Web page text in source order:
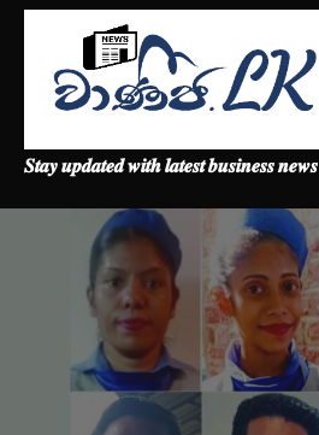
Skip
content
𝑺𝒕𝒂𝒚 𝒖𝒑𝒅𝒂𝒕𝒆𝒅 𝒘𝒊𝒕𝒉 𝒍𝒂𝒕𝒆𝒔𝒕 𝒃𝒖𝒔𝒊𝒏𝒆𝒔𝒔 𝒏𝒆𝒘𝒔